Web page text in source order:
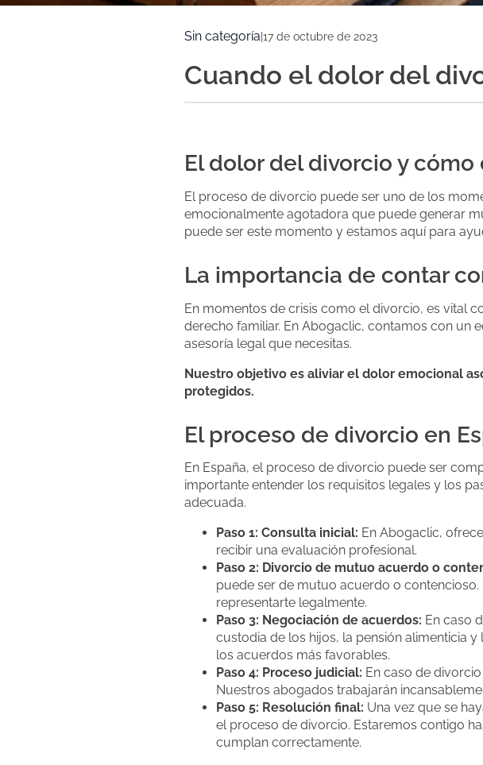
Sin categoría 17 de octubre de 2023
Cuando el dolor del
El dolor del divorcio y
El proceso de divorcio puede ser uno de los
emocionalmente agotadora que puede generar
puede ser este momento y estamos aquí para
La importancia de contar
En momentos de crisis como el divorcio, es vital
derecho familiar. En Abogaclic, contamos con un
asesoría legal que necesitas.
Nuestro objetivo es aliviar el dolor emocional
protegidos.
El proceso de divorcio en
En España, el proceso de divorcio puede ser
importante entender los requisitos legales y los
adecuada.
Paso 1: Consulta inicial: En Abogaclic,
recibir una evaluación profesional.
Paso 2: Divorcio de mutuo acuerdo o
puede ser de mutuo acuerdo o
representarte legalmente.
Paso 3: Negociación de acuerdos: En caso
custodia de los hijos, la pensión alimenticia
los acuerdos más favorables.
Paso 4: Proceso judicial: En caso de
Nuestros abogados trabajarán
Paso 5: Resolución final: Una vez que se
el proceso de divorcio. Estaremos contigo
cumplan correctamente.